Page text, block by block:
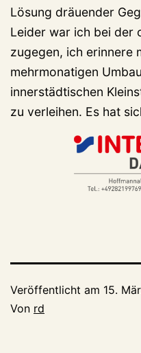
Lösung dräuender
Leider war ich bei der
zugegen, ich erinnere
mehrmonatigen
innerstädtischen
zu verleihen. Es hat
Veröffentlicht am 15.
Von rd